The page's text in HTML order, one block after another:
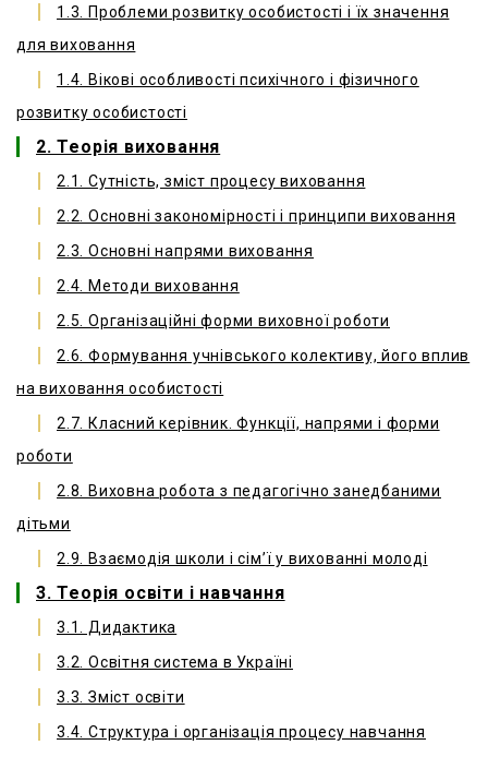
1.3. Проблеми розвитку особистості і їх значення
для виховання
1.4. Вікові особливості психічного і фізичного
розвитку особистості
2. Теорія виховання
2.1. Сутність, зміст процесу виховання
2.2. Основні закономірності і принципи виховання
2.3. Основні напрями виховання
2.4. Методи виховання
2.5. Організаційні форми виховної роботи
2.6. Формування учнівського колективу, його вплив
на виховання особистості
2.7. Класний керівник. Функції, напрями і форми
роботи
2.8. Виховна робота з педагогічно занедбаними
дітьми
2.9. Взаємодія школи і сім’ї у вихованні молоді
3. Теорія освіти і навчання
3.1. Дидактика
3.2. Освітня система в Україні
3.3. Зміст освіти
3.4. Структура і організація процесу навчання